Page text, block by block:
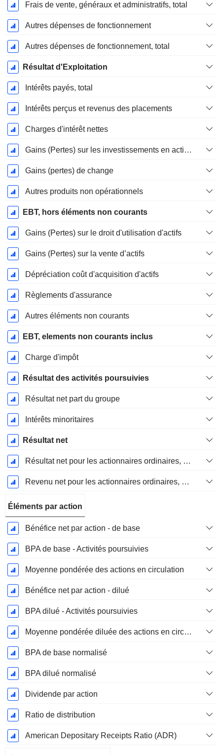
Frais de vente, généraux et administratifs, total
Autres dépenses de fonctionnement
Autres dépenses de fonctionnement, total
Résultat d'Exploitation
Intérêts payés, total
Intérêts perçus et revenus des placements
Charges d'intérêt nettes
Gains (Pertes) sur les investissements en actions
Gains (pertes) de change
Autres produits non opérationnels
EBT, hors éléments non courants
Gains (Pertes) sur le droit d'utilisation d'actifs
Gains (Pertes) sur la vente d’actifs
Dépréciation coût d'acquisition d'actifs
Règlements d'assurance
Autres éléments non courants
EBT, elements non courants inclus
Charge d'impôt
Résultat des activités poursuivies
Résultat net part du groupe
Intérêts minoritaires
Résultat net
Résultat net pour les actionnaires ordinaires, éléments exceptionnels inclus.
Revenu net pour les actionnaires ordinaires, hors éléments exceptionnelsRésultat net pour les actionnaires ordinaires, éléments exceptionnels exclus.
Éléments par action
Bénéfice net par action - de base
BPA de base - Activités poursuivies
Moyenne pondérée des actions en circulation
Bénéfice net par action - dilué
BPA dilué - Activités poursuivies
Moyenne pondérée diluée des actions en circulation
BPA de base normalisé
BPA dilué normalisé
Dividende par action
Ratio de distribution
American Depositary Receipts Ratio (ADR)